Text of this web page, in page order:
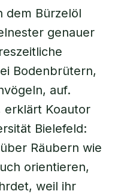
dem Bürzelöl
genauer
Bodenbrütern,
auf.
erklärt Koautor
Bielefeld:
Räubern wie
orientieren,
weil ihr